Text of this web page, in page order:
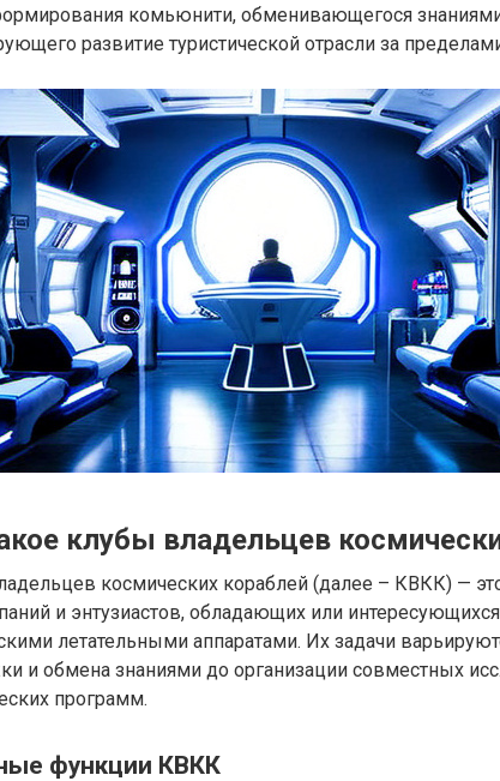
комьюнити, обменивающегося
развитие туристической отрасли за
клубы владельцев
космических кораблей (далее – КВКК) —
и энтузиастов, обладающих или
летательными аппаратами. Их задачи
и обмена знаниями до организации совместных
программ.
функции КВКК